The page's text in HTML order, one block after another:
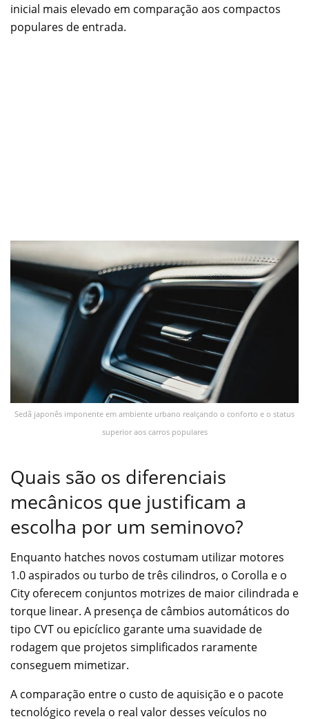
inicial mais elevado em comparação aos compactos
populares de entrada.
Sedã japonês imponente em ambiente urbano realçando o conforto e o status
superior aos carros populares
Quais são os diferenciais
mecânicos que justificam a
escolha por um seminovo?
Enquanto hatches novos costumam utilizar motores
1.0 aspirados ou turbo de três cilindros, o Corolla e o
City oferecem conjuntos motrizes de maior cilindrada e
torque linear. A presença de câmbios automáticos do
tipo CVT ou epicíclico garante uma suavidade de
rodagem que projetos simplificados raramente
conseguem mimetizar.
A comparação entre o custo de aquisição e o pacote
tecnológico revela o real valor desses veículos no